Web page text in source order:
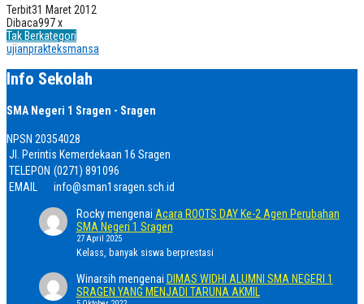
Terbit31 Maret 2012
Dibaca997 x
Tak Berkategori
ujianprakteksmansa
Info Sekolah
SMA Negeri 1 Sragen - Sragen
NPSN 20354028
Jl. Perintis Kemerdekaan 16 Sragen
TELEPON (0271) 891096
EMAIL
info@sman1sragen.sch.id
Rockymengenai Acara ROOTS DAY Ke-2 Agen Perubahan
SMA Negeri 1 Sragen
27 April 2025
Kelass, banyak siswa berprestasi
Winarsih mengenai DIMAS WIDHI ALUMNI SMA NEGERI 1
SRAGEN YANG MENJADI TARUNA AKMIL